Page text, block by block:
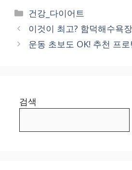
Categories
건강_다이어트
이것이 최고? 함덕해수욕
운동 초보도 OK! 추천 프
검색